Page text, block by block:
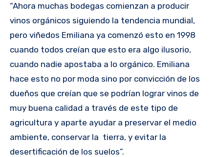
“Ahora muchas bodegas comienzan a producir
vinos orgánicos siguiendo la tendencia mundial,
pero viñedos Emiliana ya comenzó esto en 1998
cuando todos creían que esto era algo ilusorio,
cuando nadie apostaba a lo orgánico. Emiliana
hace esto no por moda sino por convicción de los
dueños que creían que se podrían lograr vinos de
muy buena calidad a través de este tipo de
agricultura y aparte ayudar a preservar el medio
ambiente, conservar la tierra, y evitar la
desertificación de los suelos”.